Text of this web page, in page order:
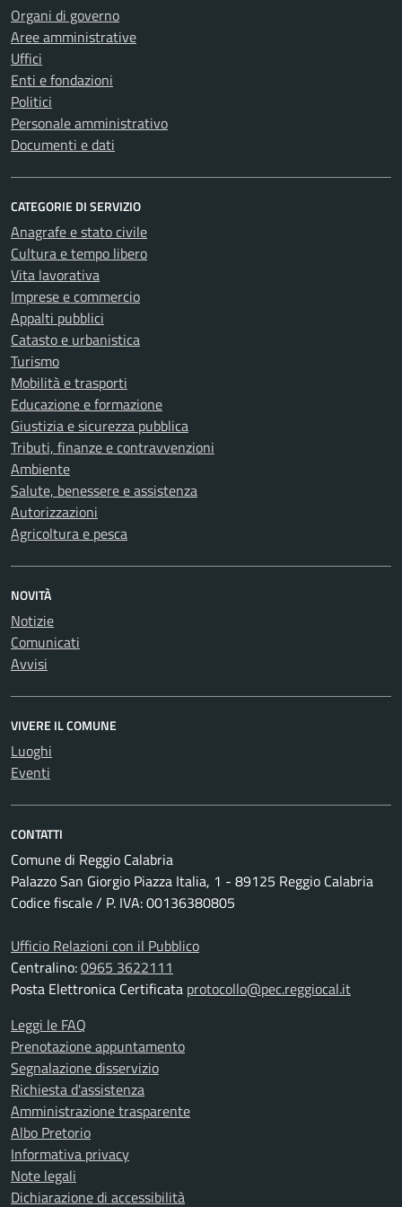
Organi di governo
Aree amministrative
Uffici
Enti e fondazioni
Politici
Personale amministrativo
Documenti e dati
CATEGORIE DI SERVIZIO
Anagrafe e stato civile
Cultura e tempo libero
Vita lavorativa
Imprese e commercio
Appalti pubblici
Catasto e urbanistica
Turismo
Mobilità e trasporti
Educazione e formazione
Giustizia e sicurezza pubblica
Tributi, finanze e contravvenzioni
Ambiente
Salute, benessere e assistenza
Autorizzazioni
Agricoltura e pesca
NOVITÀ
Notizie
Comunicati
Avvisi
VIVERE IL COMUNE
Luoghi
Eventi
CONTATTI
Comune di Reggio Calabria
Palazzo San Giorgio Piazza Italia, 1 - 89125 Reggio Calabria
Codice fiscale / P. IVA: 00136380805
Ufficio Relazioni con il Pubblico
Centralino:0965 3622111
Posta Elettronica Certificata protocollo@pec.reggiocal.it
Leggi le FAQ
Prenotazione appuntamento
Segnalazione disservizio
Richiesta d'assistenza
Amministrazione trasparente
Albo Pretorio
Informativa privacy
Note legali
Dichiarazione di accessibilità